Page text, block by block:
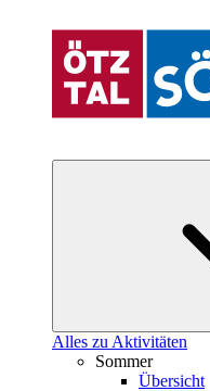
Alles zu Aktivitäten
Sommer
Übersicht